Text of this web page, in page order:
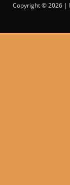
Copyright © 2026 |